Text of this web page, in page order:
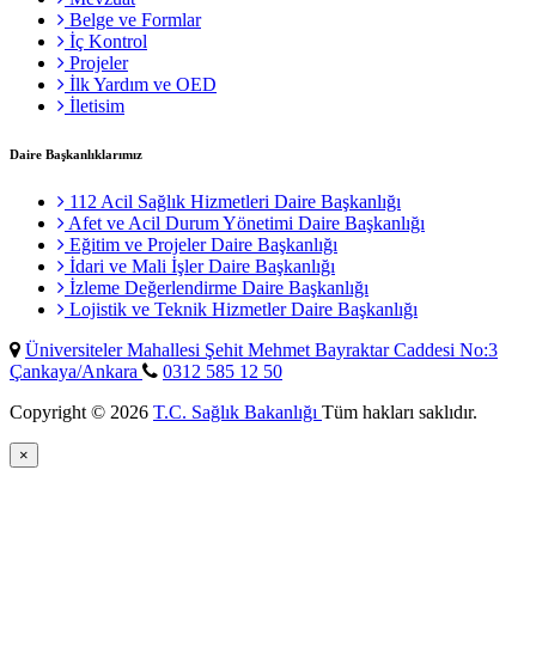
Belge ve Formlar
İç Kontrol
Projeler
İlk Yardım ve OED
İletisim
Daire Başkanlıklarımız
112 Acil Sağlık Hizmetleri Daire Başkanlığı
Afet ve Acil Durum Yönetimi Daire Başkanlığı
Eğitim ve Projeler Daire Başkanlığı
İdari ve Mali İşler Daire Başkanlığı
İzleme Değerlendirme Daire Başkanlığı
Lojistik ve Teknik Hizmetler Daire Başkanlığı
Üniversiteler Mahallesi Şehit Mehmet Bayraktar Caddesi No:3
Çankaya/Ankara
0312 585 12 50
Copyright © 2026 T.C. Sağlık Bakanlığı Tüm hakları saklıdır.
×